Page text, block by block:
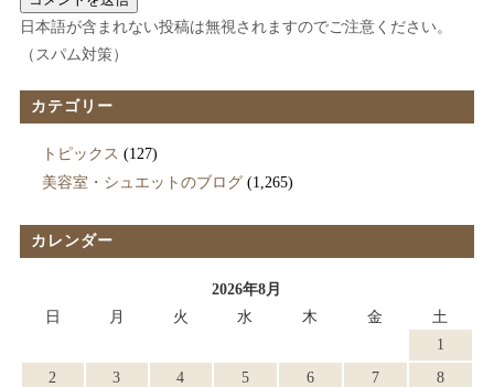
日本語が含まれない投稿は無視されますのでご注意ください。
（スパム対策）
カテゴリー
トピックス (127)
美容室・シュエットのブログ(1,265)
カレンダー
2026年8月
日
月 火 水 木 金
土
1
2
3 4 5 6 7
8